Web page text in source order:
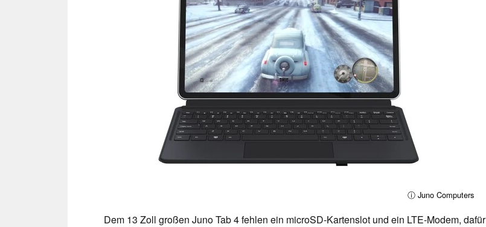
ⓘ Juno Computers
Dem 13 Zoll großen Juno Tab 4 fehlen ein microSD-Kartenslot und ein LTE-Modem, dafür